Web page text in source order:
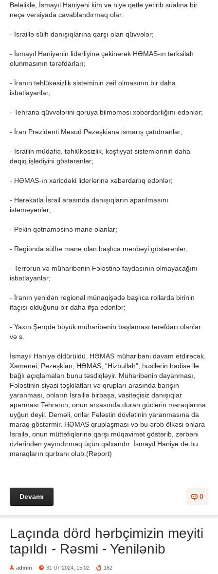
Beləliklə, İsmayıl Haniyəni kim və niyə qətlə yetirib sualına bir
neçə versiyada cavablandırmaq olar:
- İsraillə sülh danışıqlarına qarşı olan qüvvələr;
- İsmayıl Haniyənin liderliyinə çəkinərək HƏMAS-ın tərksilah
olunmasının tərəfdarları;
- İranın təhlükəsizlik sisteminin zəif olmasının bir daha
isbatlayanlar;
- Tehrana qüvvələrini qoruya bilməməsi xəbərdarlığını edənlər;
- İran Prezidenti Məsud Pezeşkiana ismarış çatıdıranlar;
- İsrailin müdafiə, təhlükəsizlik, kəşfiyyat sistemlərinin daha
dəqiq işlədiyini göstərənlər;
- HƏMAS-ın xaricdəki liderlərinə xəbərdarlıq edənlər;
- Hərəkatla İsrail arasında danışıqların aparılmasını
istəməyənlər;
- Pekin qətnaməsinə mane olanlar;
- Regionda sülhə mane olan başlıca mənbəyi göstərənlər;
- Terrorun və müharibənin Fələstinə faydasının olmayacağını
isbatlayanlar;
- İranın yenidən regional münaqişədə başlıca rollarda birinin
ifaçısı olduğunu bir daha ifşa edənlər;
- Yaxın Şərqdə böyük müharibənin başlaması tərəfdarı olanlar
və s.
İsmayıl Haniyə öldürüldü. HƏMAS müharibəni davam etdirəcək.
Xamənei, Pezeşkian, HƏMAS, “Hizbullah”, husilərin hadisə ilə
bağlı açıqlamaları bunu təsdiqləyir. Müharibənin dayanması,
Fələstinin siyasi təşkilatları və qrupları arasında barışın
yaranması, onların İsraillə birbaşa, vasitəçisiz danışıqlar
aparması Tehranın, onun arxasında duran güclərin maraqlarına
uyğun deyil. Deməli, onlar Fələstin dövlətinin yaranmasına da
maraq göstərmir. HƏMAS qruplaşması və bu ərəb ölkəsi onlara
İsrailə, onun müttəfiqlərinə qarşı müqavimət göstərib, zərbəni
özlərindən yayındırmaq üçün qalxandır. İsmayıl Haniyə də bu
maraqların qurbanı olub.(Report)
0
Devamı
Laçında dörd hərbçimizin meyiti
tapıldı - Rəsmi - Yenilənib
admin 31-07-2024, 15:02 162